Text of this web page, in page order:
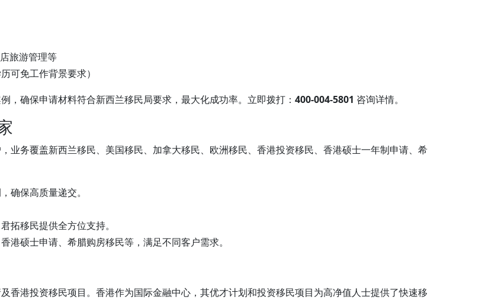
旅游管理等
可免工作背景要求）
，确保申请材料符合新西兰移民局要求，最大化成功率。立即拨打： 400-004-5801 咨询详情。
业务覆盖新西兰移民、美国移民、加拿大移民、欧洲移民、香港投资移民、香港硕士一年制申请、希
确保高质量递交。
拓移民提供全方位支持。
港硕士申请、希腊购房移民等，满足不同客户需求。
香港投资移民项目。香港作为国际金融中心，其优才计划和投资移民项目为高净值人士提供了快速移